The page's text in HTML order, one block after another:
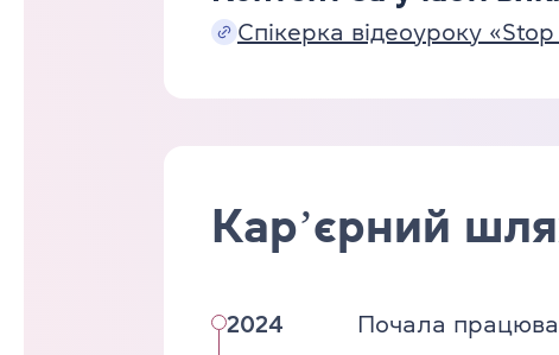
Спікерка відеоуроку
Карʼєрний
2024 Почала